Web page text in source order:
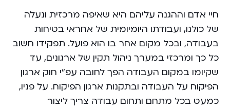
‏חיי אדם וההגנה עליהם היא שאיפה מרכזית ונעלה
של כולנו, ועבודתו היומיומית של אחראי בטיחות
בעבודה, ובכל מקום אחר בו הוא פועל. תפקידו חשוב
כל כך ומרכזי במערך ניהול תקין של ארגונים, עד
שקיומו במקום העבודה הפך לחובה עפ”י חוק ארגון
הפיקוח על העבודה ובתקנות ארגון הפיקוח. על פניו,
כמעט בכל מתחם ותחום עבודה צריך ליצור